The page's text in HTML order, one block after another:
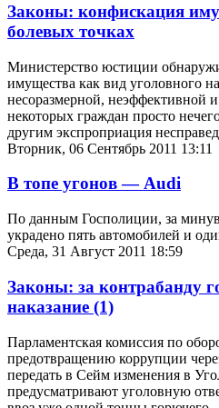
Законы: конфискация
болевых точках
Министерство юстиции
имущества как вид уголовного
несоразмерной, неэффективной
некоторых граждан просто
другим экспроприация
Вторник, 06 Сентябрь 2011 13:11
В топе угонов — Audi
По данным Госполиции, за
украдено пять автомобилей и
Среда, 31 Август 2011 18:59
Законы: за контрабанду
наказание (1)
Парламентская комиссия по
предотвращению коррупции
передать в Сейм изменения в
предусматривают уголовную